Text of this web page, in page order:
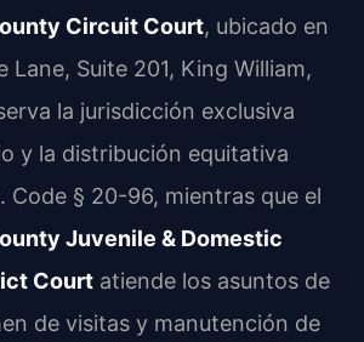
Circuit Court, ubicado en
Lane, Suite 201, King William,
la jurisdicción exclusiva
y la distribución equitativa
Code § 20-96, mientras que el
Juvenile & Domestic
Court atiende los asuntos de
de visitas y manutención de